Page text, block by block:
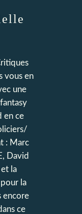
vous en
une
en ce
: Marc
David
la
la
encore
ce